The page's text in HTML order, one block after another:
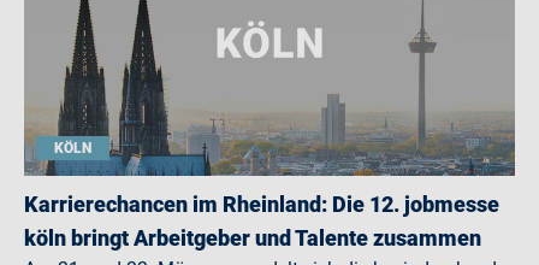
KÖLN
Karrierechancen im Rheinland: Die 12. jobmesse
köln bringt Arbeitgeber und Talente zusammen